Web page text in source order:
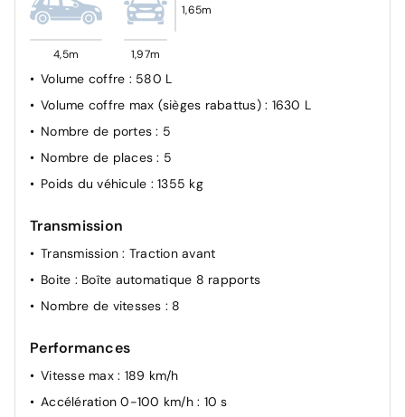
4,5m 1,97m
1,65m
Volume coffre : 580 L
Volume coffre max (sièges rabattus) : 1630 L
Nombre de portes: 5
Nombre de places: 5
Poids du véhicule : 1355 kg
Transmission
Transmission: Traction avant
Boite : Boîte automatique 8 rapports
Nombre de vitesses : 8
Performances
Vitesse max : 189 km/h
Accélération 0-100 km/h : 10 s